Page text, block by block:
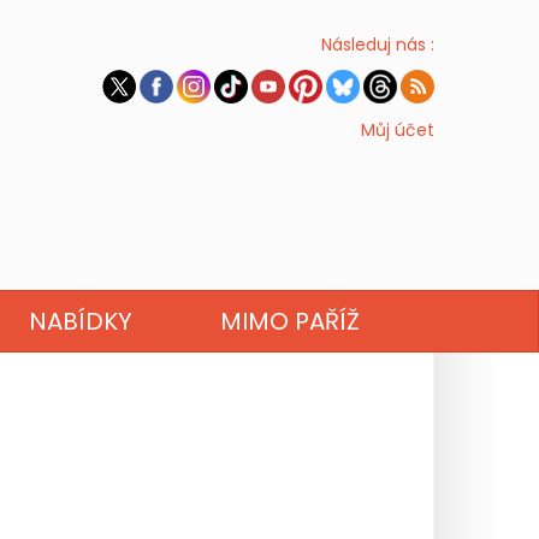
Následuj nás :
Můj účet
NABÍDKY MIMO PAŘÍŽ